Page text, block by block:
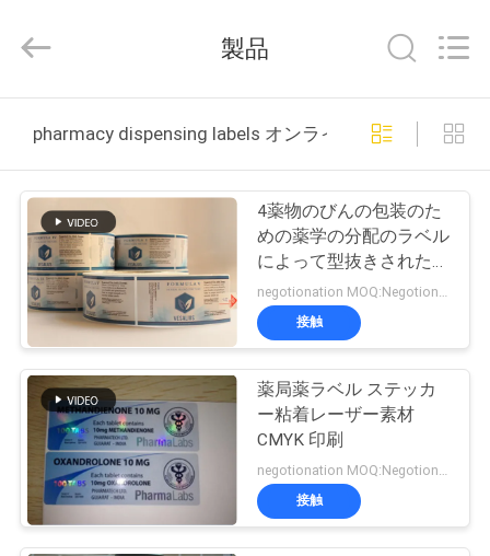
プ
ロ
ダ
ク
ト
達
に
2017
Reserved.
製品
pharmacy dispensing labels オンライン製造
4薬物のびんの包装のた
めの薬学の分配のラベル
によって型抜きされたス
テッカーを着色しましたnegotionation MOQ:Negotionation
接触
薬局薬ラベル ステッカ
ー粘着レーザー素材
CMYK 印刷
接触